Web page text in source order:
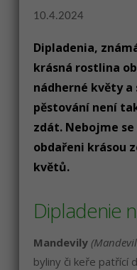
10.4.2024
Dipladenia,
krásná rostlina
nádherné květy a
pěstování není
zdát. Nebojme
obdařeni krásou
květů.
Dipladenie
Mandevily
byliny či keře patřící